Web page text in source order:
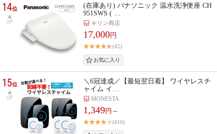
14位
UP
(在庫あり) パナソニック 温水洗浄便座 CH
951SWS ( …
キリン商店
17,000円
(42)
15位
UP
＼6冠達成／【最短翌日着】 ワイヤレスチ
ャイム イ…
MONESTA
1,349円～
(610)